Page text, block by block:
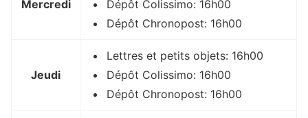
Mercredi
Dépôt Colissimo: 16h00
Dépôt Chronopost: 16h00
Jeudi
Lettres et petits objets: 16h00
Dépôt Colissimo: 16h00
Dépôt Chronopost: 16h00